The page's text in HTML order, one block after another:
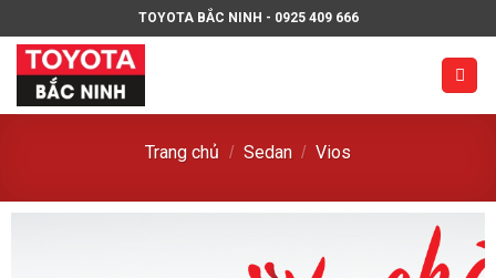
TOYOTA BẮC NINH - 0925 409 666
Trang chủ / Sedan / Vios